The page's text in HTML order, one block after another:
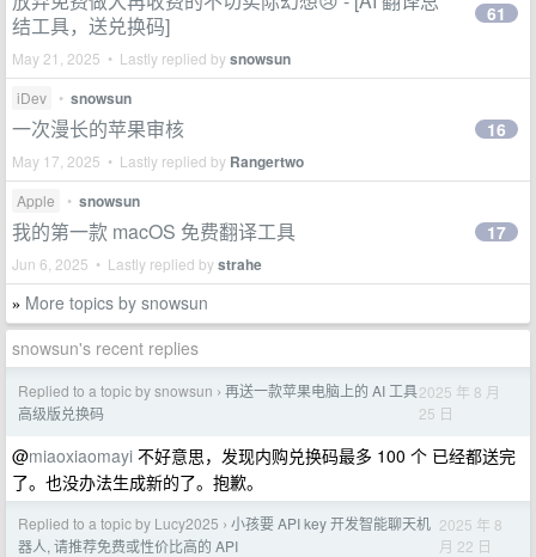
结工具，送兑换码]
May 21, 2025 • Lastly replied bysnowsun
61
iDev • snowsun
一次漫长的苹果审核
May 17, 2025 • Lastly replied by Rangertwo
16
Apple • snowsun
我的第一款 macOS 免费翻译工具
Jun 6, 2025 • Lastly replied bystrahe
17
» More topics by snowsun
snowsun's recent replies
Replied to a topic by snowsun › 再送一款苹果电脑上的 AI 工具
高级版兑换码
2025 年 8 月
25 日
@miaoxiaomayi 不好意思，发现内购兑换码最多 100 个 已经都送完
了。也没办法生成新的了。抱歉。
Replied to a topic by Lucy2025 › 小孩要 API key 开发智能聊天机
器人, 请推荐免费或性价比高的 API
2025 年 8
月 22 日